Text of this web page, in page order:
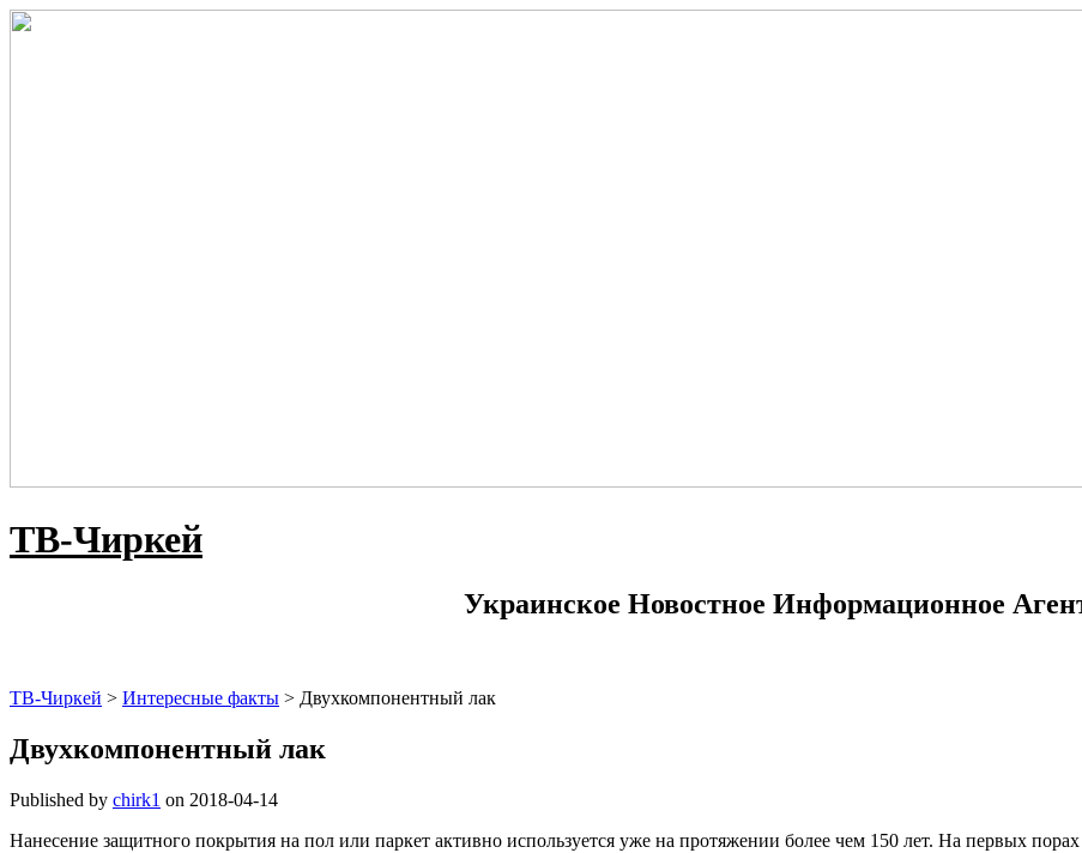
ТВ-Чиркей
Украинское Новостное Информационное
ТВ-Чиркей > Интересные факты > Двухкомпонентный лак
Двухкомпонентный лак
Published by chirk1 on 2018-04-14
Нанесение защитного покрытия на пол или паркет активно используется уже на протяжении более чем 150 лет. На первых